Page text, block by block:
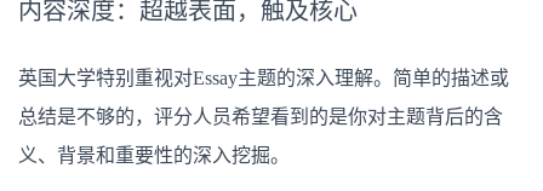
内容深度：超越表面，触及核心
英国大学特别重视对Essay主题的深入理解。简单的描述或
总结是不够的，评分人员希望看到的是你对主题背后的含
义、背景和重要性的深入挖掘。